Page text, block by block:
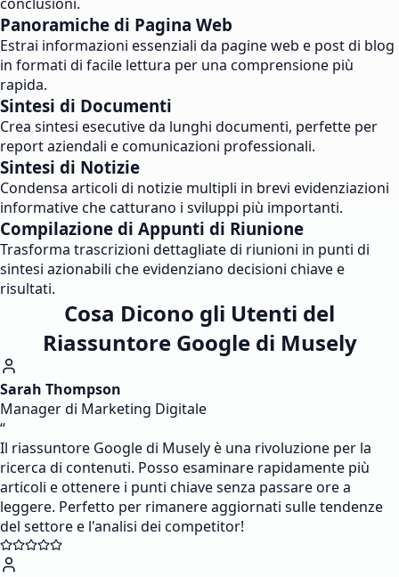
Panoramiche di Pagina Web
Estrai informazioni essenziali da pagine web e post di blog
in formati di facile lettura per una comprensione più
rapida.
Sintesi di Documenti
Crea sintesi esecutive da lunghi documenti, perfette per
report aziendali e comunicazioni professionali.
Sintesi di Notizie
Condensa articoli di notizie multipli in brevi evidenziazioni
informative che catturano i sviluppi più importanti.
Compilazione di Appunti di Riunione
Trasforma trascrizioni dettagliate di riunioni in punti di
sintesi azionabili che evidenziano decisioni chiave e
risultati.
Cosa Dicono gli Utenti del
Riassuntore Google di Musely
Sarah Thompson
Manager di Marketing Digitale
“
Il riassuntore Google di Musely è una rivoluzione per la
ricerca di contenuti. Posso esaminare rapidamente più
articoli e ottenere i punti chiave senza passare ore a
leggere. Perfetto per rimanere aggiornati sulle tendenze
del settore e l'analisi dei competitor!